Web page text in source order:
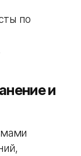
по
и